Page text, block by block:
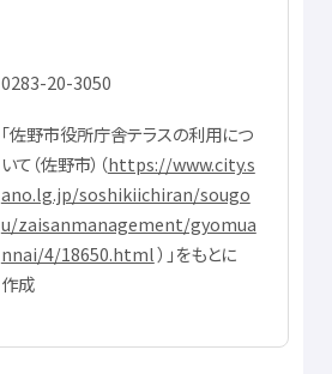
0283-20-3050
「佐野市役所庁舎テラスの利用につ
いて（佐野市）（https://www.city.s
ano.lg.jp/soshikiichiran/sougo
u/zaisanmanagement/gyomua
nnai/4/18650.html）」をもとに
作成